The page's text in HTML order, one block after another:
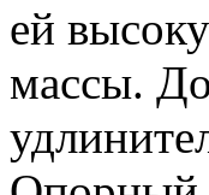
ей
массы.